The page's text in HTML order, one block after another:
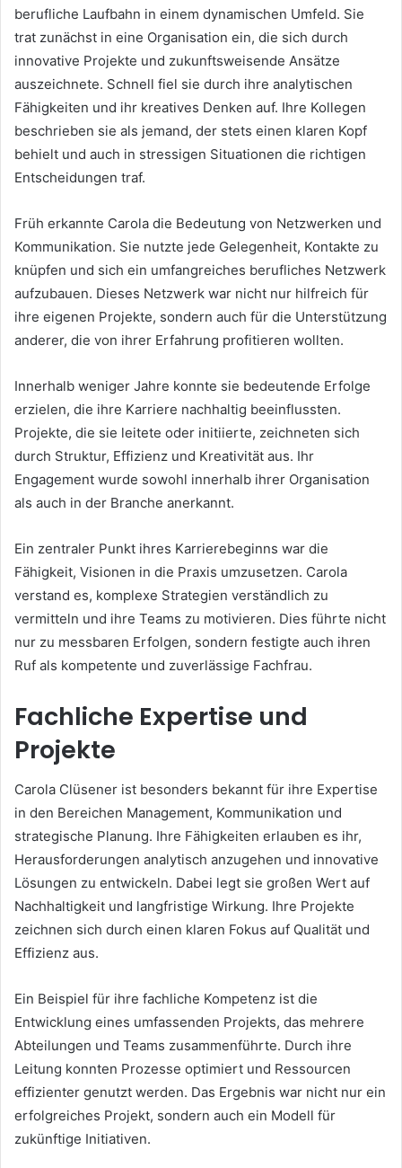
berufliche Laufbahn in einem dynamischen Umfeld. Sie
trat zunächst in eine Organisation ein, die sich durch
innovative Projekte und zukunftsweisende Ansätze
auszeichnete. Schnell fiel sie durch ihre analytischen
Fähigkeiten und ihr kreatives Denken auf. Ihre Kollegen
beschrieben sie als jemand, der stets einen klaren Kopf
behielt und auch in stressigen Situationen die richtigen
Entscheidungen traf.
Früh erkannte Carola die Bedeutung von Netzwerken und
Kommunikation. Sie nutzte jede Gelegenheit, Kontakte zu
knüpfen und sich ein umfangreiches berufliches Netzwerk
aufzubauen. Dieses Netzwerk war nicht nur hilfreich für
ihre eigenen Projekte, sondern auch für die Unterstützung
anderer, die von ihrer Erfahrung profitieren wollten.
Innerhalb weniger Jahre konnte sie bedeutende Erfolge
erzielen, die ihre Karriere nachhaltig beeinflussten.
Projekte, die sie leitete oder initiierte, zeichneten sich
durch Struktur, Effizienz und Kreativität aus. Ihr
Engagement wurde sowohl innerhalb ihrer Organisation
als auch in der Branche anerkannt.
Ein zentraler Punkt ihres Karrierebeginns war die
Fähigkeit, Visionen in die Praxis umzusetzen. Carola
verstand es, komplexe Strategien verständlich zu
vermitteln und ihre Teams zu motivieren. Dies führte nicht
nur zu messbaren Erfolgen, sondern festigte auch ihren
Ruf als kompetente und zuverlässige Fachfrau.
Fachliche Expertise und
Projekte
Carola Clüsener ist besonders bekannt für ihre Expertise
in den Bereichen Management, Kommunikation und
strategische Planung. Ihre Fähigkeiten erlauben es ihr,
Herausforderungen analytisch anzugehen und innovative
Lösungen zu entwickeln. Dabei legt sie großen Wert auf
Nachhaltigkeit und langfristige Wirkung. Ihre Projekte
zeichnen sich durch einen klaren Fokus auf Qualität und
Effizienz aus.
Ein Beispiel für ihre fachliche Kompetenz ist die
Entwicklung eines umfassenden Projekts, das mehrere
Abteilungen und Teams zusammenführte. Durch ihre
Leitung konnten Prozesse optimiert und Ressourcen
effizienter genutzt werden. Das Ergebnis war nicht nur ein
erfolgreiches Projekt, sondern auch ein Modell für
zukünftige Initiativen.